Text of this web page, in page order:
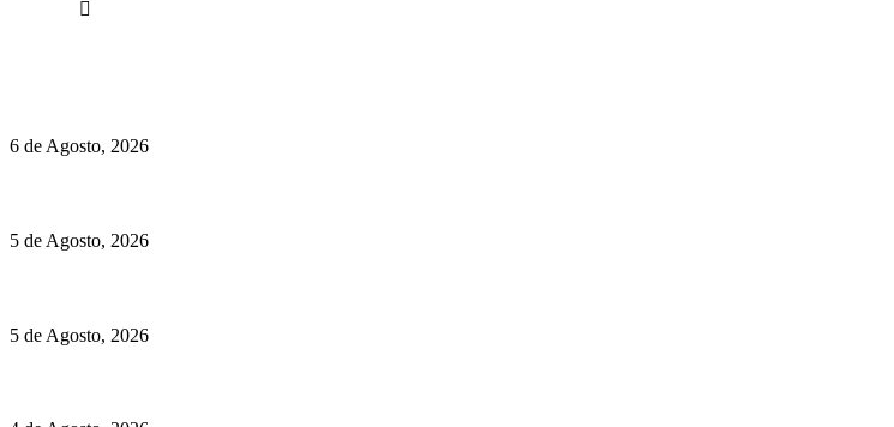
6 de Agosto, 2026
5 de Agosto, 2026
5 de Agosto, 2026